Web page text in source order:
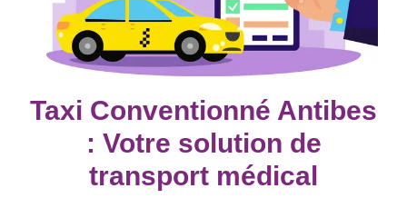
Taxi Conventionné Antibes
: Votre solution de
transport médical